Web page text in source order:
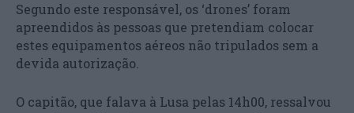
Segundo este responsável, os ‘drones’ foram
apreendidos às pessoas que pretendiam colocar
estes equipamentos aéreos não tripulados sem a
devida autorização.
O capitão, que falava à Lusa pelas 14h00, ressalvou